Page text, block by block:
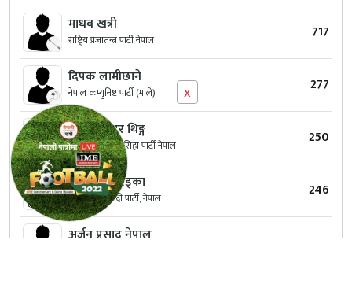
माधव खत्री
राष्ट्रिय प्रजातन्त्र पार्टी नेपाल 717
दिपक लामीछाने
नेपाल कम्युनिष्ट पार्टी (माले) 277
डम्वर बहादुर थिङ्ग
आमूल परिवर्तन मसिहा पार्टी नेपाल 250
हिरा लाल खड्का
जनता समाजवादी पार्टी, नेपाल 246
अर्जुन प्रसाद नेपाल
x